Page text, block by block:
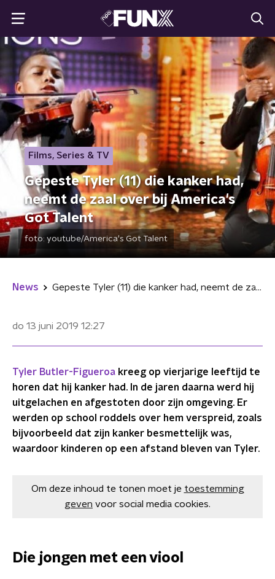
Films, Series & TV
Gepeste Tyler (11) die kanker had,
neemt de zaal over bij America's
Got Talent
foto: youtube/America's Got Talent
News Gepeste Tyler (11) die kanker had, neemt de zaal over bij America's Got Talent
do 13 juni 2019 12:27
Tyler Butler-Figueroa kreeg op vierjarige leeftijd te
horen dat hij kanker had. In de jaren daarna werd hij
uitgelachen en afgestoten door zijn omgeving. Er
werden op school roddels over hem verspreid, zoals
bijvoorbeeld dat zijn kanker besmettelijk was,
waardoor kinderen op een afstand bleven van Tyler.
Om deze inhoud te tonen moet je toestemming
geven voor social media cookies.
Die jongen met een viool